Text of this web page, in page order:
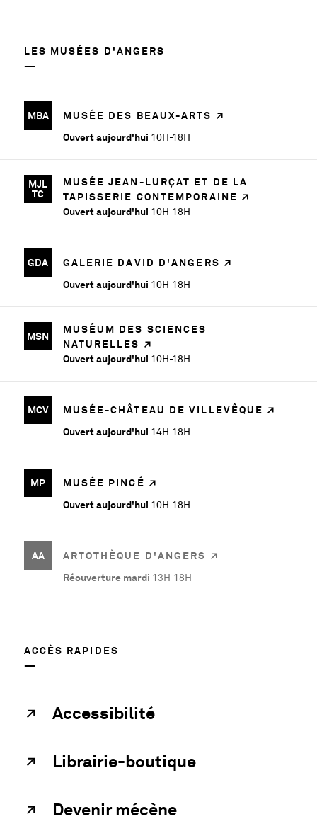
LES MUSÉES D'ANGERS
MBA
MUSÉE DES BEAUX-ARTS
Ouvert aujourd'hui 10H-18H
MJL
TC
MUSÉE JEAN-LURÇAT ET DE LA
TAPISSERIE CONTEMPORAINE
Ouvert aujourd'hui 10H-18H
GDA
GALERIE DAVID D'ANGERS
Ouvert aujourd'hui 10H-18H
MSN
MUSÉUM DES SCIENCES
NATURELLES
Ouvert aujourd'hui 10H-18H
MCV
MUSÉE-CHÂTEAU DE VILLEVÊQUE
Ouvert aujourd'hui 14H-18H
MP
MUSÉE PINCÉ
Ouvert aujourd'hui 10H-18H
AA
ARTOTHÈQUE D'ANGERS
Réouverture mardi 13H-18H
ACCÈS RAPIDES
Accessibilité
Librairie-boutique
Devenir mécène